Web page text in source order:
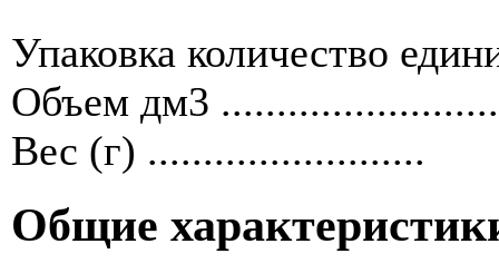
Упаковка количество
Объем дм3 .........................
Вес (г) .........................
Общие